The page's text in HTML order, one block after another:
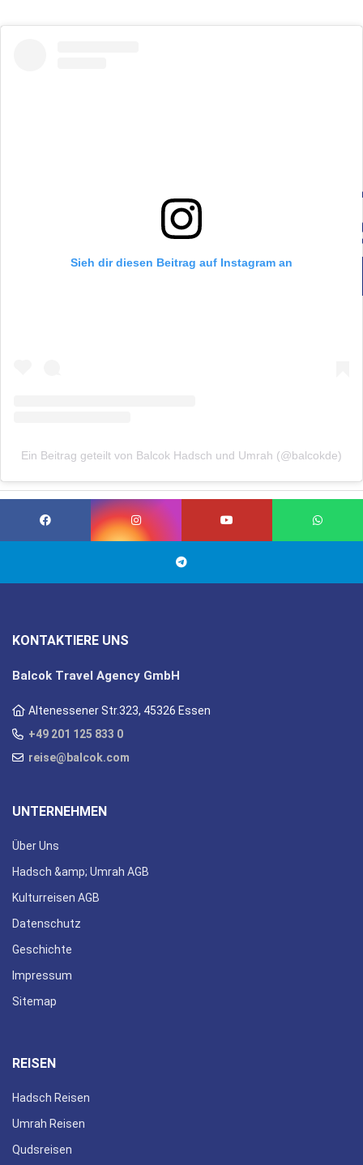
Sieh dir diesen Beitrag auf Instagram an
Ein Beitrag geteilt von Balcok Hadsch und Umrah (@balcokde)
KONTAKTIERE UNS
Balcok Travel Agency GmbH
Altenessener Str.323, 45326 Essen
+49 201 125 833 0
reise@balcok.com
UNTERNEHMEN
Über Uns
Hadsch &amp; Umrah AGB
Kulturreisen AGB
Datenschutz
Geschichte
Impressum
Sitemap
REISEN
Hadsch Reisen
Umrah Reisen
Qudsreisen